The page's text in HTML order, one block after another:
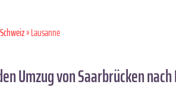
Schweiz» Lausanne
Umzug von Saarbrücken